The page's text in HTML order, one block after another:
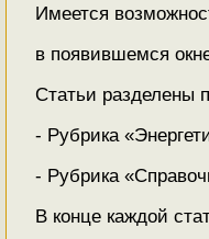
Имеется
в появившемся
Статьи разделены
- Рубрика
- Рубрика
В конце каждой